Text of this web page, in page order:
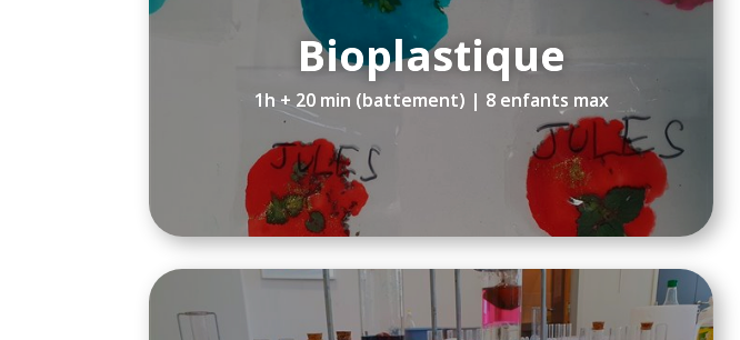
Bioplastique
1h + 20 min (battement) | 8 enfants max